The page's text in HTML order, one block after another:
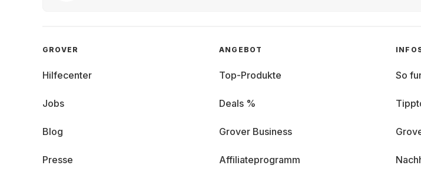
GROVER
Hilfecenter
Jobs
Blog
Presse
ANGEBOT
Top-Produkte
Deals %
Grover Business
Affiliateprogramm
So